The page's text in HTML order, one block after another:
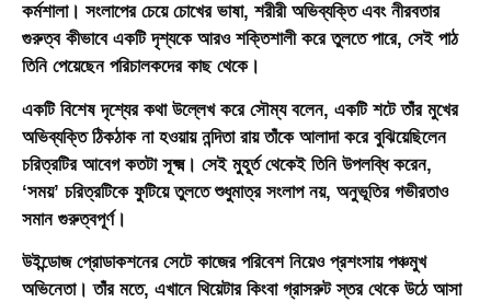
কর্মশালা। সংলাপের চেয়ে চোখের ভাষা, শরীরী অভিব্যক্তি এবং নীরবতার
গুরুত্ব কীভাবে একটি দৃশ্যকে আরও শক্তিশালী করে তুলতে পারে, সেই পাঠ
তিনি পেয়েছেন পরিচালকদের কাছ থেকে।
একটি বিশেষ দৃশ্যের কথা উল্লেখ করে সৌম্য বলেন, একটি শটে তাঁর মুখের
অভিব্যক্তি ঠিকঠাক না হওয়ায় নন্দিতা রায় তাঁকে আলাদা করে বুঝিয়েছিলেন
চরিত্রটির আবেগ কতটা সূক্ষ্ম। সেই মুহূর্ত থেকেই তিনি উপলব্ধি করেন,
‘সময়’ চরিত্রটিকে ফুটিয়ে তুলতে শুধুমাত্র সংলাপ নয়, অনুভূতির গভীরতাও
সমান গুরুত্বপূর্ণ।
উইন্ডোজ প্রোডাকশনের সেটে কাজের পরিবেশ নিয়েও প্রশংসায় পঞ্চমুখ
অভিনেতা। তাঁর মতে, এখানে থিয়েটার কিংবা গ্রাসরুট স্তর থেকে উঠে আসা